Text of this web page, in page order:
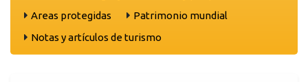
Areas protegidas
Patrimonio mundial
Notas y artículos de turismo